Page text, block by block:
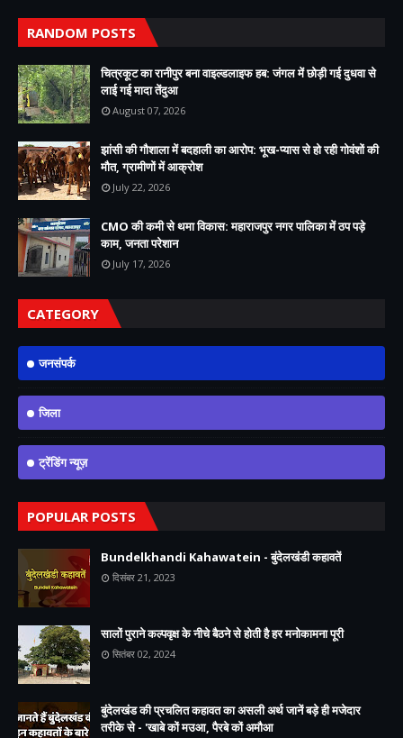
RANDOM POSTS
चित्रकूट का रानीपुर बना वाइल्डलाइफ हब: जंगल में छोड़ी गई दुधवा से
लाई गई मादा तेंदुआ
August 07, 2026
झांसी की गौशाला में बदहाली का आरोप: भूख-प्यास से हो रही गोवंशों की
मौत, ग्रामीणों में आक्रोश
July 22, 2026
CMO की कमी से थमा विकास: महाराजपुर नगर पालिका में ठप पड़े
काम, जनता परेशान
July 17, 2026
CATEGORY
जनसंपर्क
जिला
ट्रेंडिंग न्यूज़
POPULAR POSTS
Bundelkhandi Kahawatein - बुंदेलखंडी कहावतें
दिसंबर 21, 2023
सालों पुराने कल्पवृक्ष के नीचे बैठने से होती है हर मनोकामना पूरी
सितंबर 02, 2024
बुंदेलखंड की प्रचलित कहावत का असली अर्थ जानें बड़े ही मजेदार
तरीके से - 'खाबे कों मउआ, पैरबे कों अमौआ